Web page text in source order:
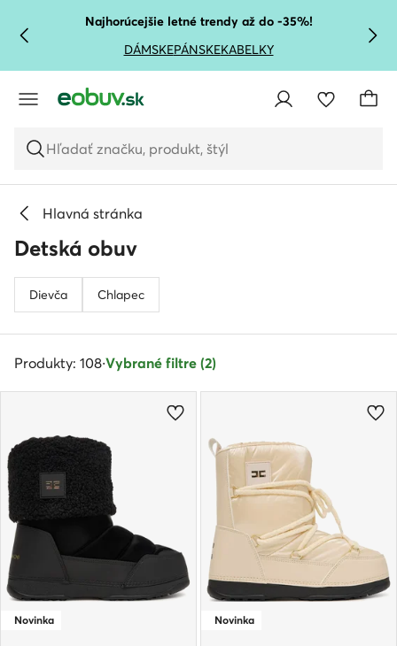
PREJSŤ NA HLAVNÝ OBSAH
PREJSŤ NA VYHĽADÁVANIE
Najhorúcejšie letné trendy až do -35%!
DÁMSKEPÁNSKEKABELKY
Hľadať značku, produkt, štýl
Hlavná stránka
Detská obuv
Dievča Chlapec
Produkty: 108·Vybrané filtre (2)
Novinka Novinka